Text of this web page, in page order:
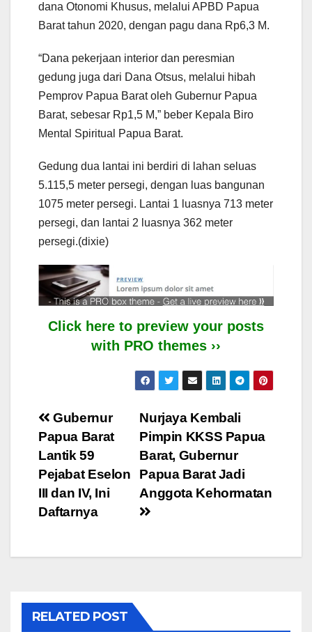
dana Otonomi Khusus, melalui APBD Papua
Barat tahun 2020, dengan pagu dana Rp6,3 M.
“Dana pekerjaan interior dan peresmian
gedung juga dari Dana Otsus, melalui hibah
Pemprov Papua Barat oleh Gubernur Papua
Barat, sebesar Rp1,5 M,” beber Kepala Biro
Mental Spiritual Papua Barat.
Gedung dua lantai ini berdiri di lahan seluas
5.115,5 meter persegi, dengan luas bangunan
1075 meter persegi. Lantai 1 luasnya 713 meter
persegi, dan lantai 2 luasnya 362 meter
persegi.(dixie)
Click here to preview your posts
with PRO themes ››
Post
navigation
Nurjaya Kembali
Pimpin KKSS Papua
Barat, Gubernur
Papua Barat Jadi
Anggota Kehormatan
Gubernur
Papua Barat
Lantik 59
Pejabat Eselon
III dan IV, Ini
Daftarnya
RELATED POST